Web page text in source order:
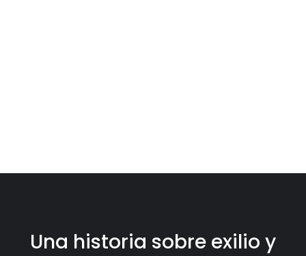
Una historia sobre exilio y